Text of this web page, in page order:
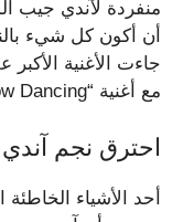
منفردة لآندي جيب
أن أكون كل شيء
جاءت الأغنية
مع أغنية “Shadow Dancing” لأندي جيب.
احترق نجم
أحد الأشياء